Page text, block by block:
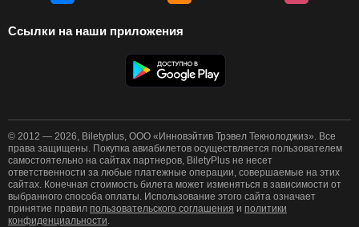
Ссылки на наши приложения
© 2012 — 2026, Biletyplus, ООО «Инновэйтив Трэвел Текнолоджиз». Все
права защищены. Покупка авиабилетов осуществляется пользователем
самостоятельно на сайтах партнеров, BiletyPlus не несет
ответственности за любые платежные операции, совершаемые на этих
сайтах. Конечная стоимость билета может изменяться в зависимости от
выбранного способа оплаты. Использование этого сайта означает
принятие правил пользовательского соглашения и политики
конфиденциальности.